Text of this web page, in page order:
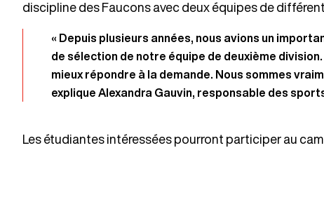
discipline des Faucons avec deux équipes de
« Depuis plusieurs années, nous avions un
de sélection de notre équipe de deuxième
mieux répondre à la demande. Nous sommes
explique Alexandra Gauvin, responsable des
Les étudiantes intéressées pourront participer au